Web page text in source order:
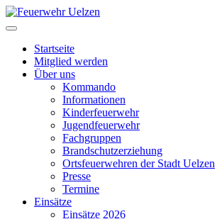
Startseite
Mitglied werden
Über uns
Kommando
Informationen
Kinderfeuerwehr
Jugendfeuerwehr
Fachgruppen
Brandschutzerziehung
Ortsfeuerwehren der Stadt Uelzen
Presse
Termine
Einsätze
Einsätze 2026